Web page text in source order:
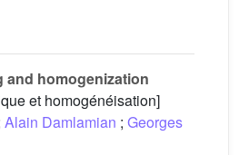
and homogenization
et homogénéisation]
Alain Damlamian ; Georges